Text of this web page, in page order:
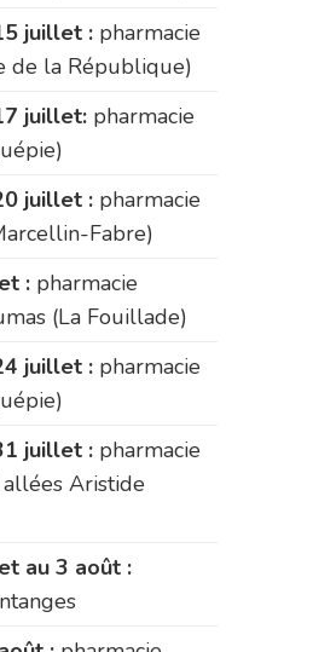
juillet : pharmacie
de la République)
juillet: pharmacie
juillet : pharmacie
Fabre)
: pharmacie
(La Fouillade)
juillet : pharmacie
juillet : pharmacie
Aristide
au 3 août :